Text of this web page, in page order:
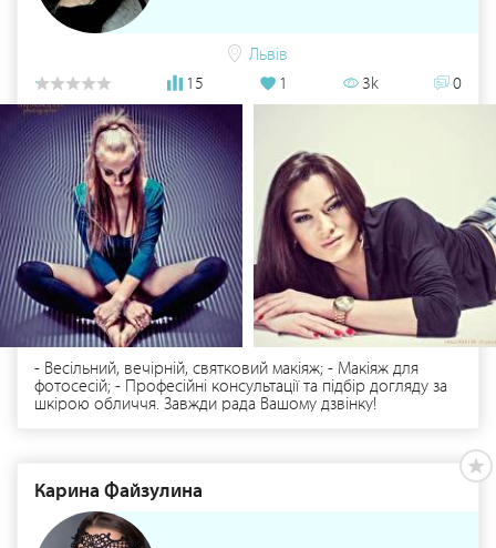
Львів
15
1 3k 0
- Весільний, вечірній, святковий макіяж; - Макіяж для
фотосесій; - Професійні консультації та підбір догляду за
шкірою обличчя. Завжди рада Вашому дзвінку!
Карина Файзулина